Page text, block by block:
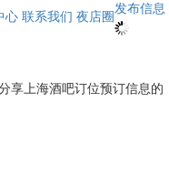
心 联系我们 夜店圈
发布信息
享上海酒吧订位预订信息的